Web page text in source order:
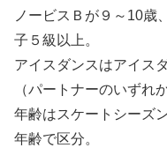
ノービスＢが９～10歳
子５級以上。
アイスダンスはアイス
（パートナーのいずれ
年齢はスケートシーズ
年齢で区分。